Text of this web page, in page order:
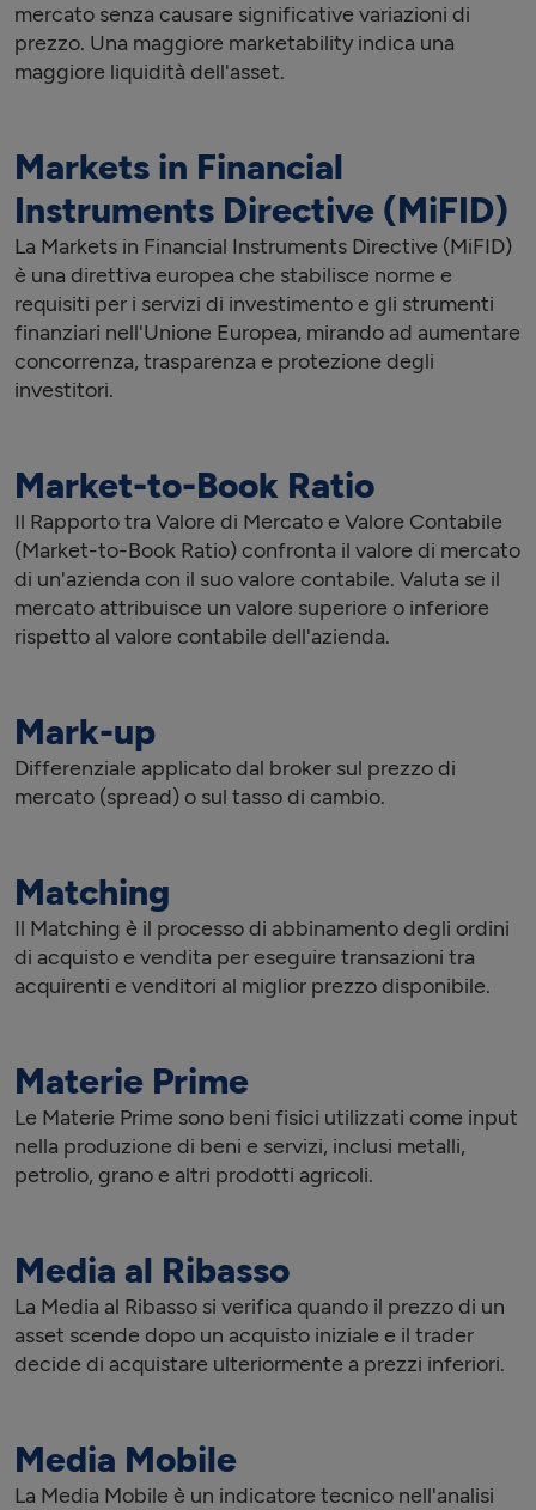
mercato senza causare significative variazioni di
prezzo. Una maggiore marketability indica una
maggiore liquidità dell'asset.
Markets in Financial
Instruments Directive (MiFID)
La Markets in Financial Instruments Directive (MiFID)
è una direttiva europea che stabilisce norme e
requisiti per i servizi di investimento e gli strumenti
finanziari nell'Unione Europea, mirando ad aumentare
concorrenza, trasparenza e protezione degli
investitori.
Market-to-Book Ratio
Il Rapporto tra Valore di Mercato e Valore Contabile
(Market-to-Book Ratio) confronta il valore di mercato
di un'azienda con il suo valore contabile. Valuta se il
mercato attribuisce un valore superiore o inferiore
rispetto al valore contabile dell'azienda.
Mark-up
Differenziale applicato dal broker sul prezzo di
mercato (spread) o sul tasso di cambio.
Matching
Il Matching è il processo di abbinamento degli ordini
di acquisto e vendita per eseguire transazioni tra
acquirenti e venditori al miglior prezzo disponibile.
Materie Prime
Le Materie Prime sono beni fisici utilizzati come input
nella produzione di beni e servizi, inclusi metalli,
petrolio, grano e altri prodotti agricoli.
Media al Ribasso
La Media al Ribasso si verifica quando il prezzo di un
asset scende dopo un acquisto iniziale e il trader
decide di acquistare ulteriormente a prezzi inferiori.
Media Mobile
La Media Mobile è un indicatore tecnico nell'analisi